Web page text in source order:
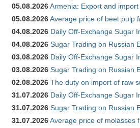
05.08.2026Armenia: Export and
05.08.2026Average price of beet pulp
04.08.2026 Daily Off-Exchange Sugar
04.08.2026 Sugar Trading on Russian
03.08.2026 Daily Off-Exchange Sugar
03.08.2026 Sugar Trading on Russian
02.08.2026 The duty on import of raw
31.07.2026 Daily Off-Exchange Sugar
31.07.2026 Sugar Trading on Russian
31.07.2026Average price of molasses